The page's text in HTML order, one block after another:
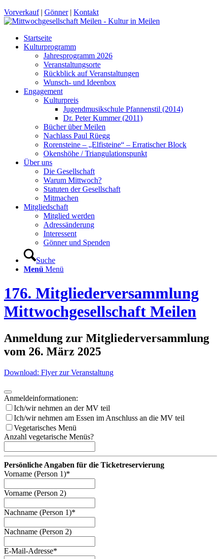
Vorverkauf| Gönner| Kontakt
Startseite
Kulturprogramm
Jahresprogramm 2026
Veranstaltungsorte
Rückblick auf Veranstaltungen
Wunsch- und Ideenbox
Engagement
Kulturpreis
Jugendmusikschule Pfannenstil (2014)
Dr. Peter Kummer (2011)
Bücher über Meilen
Nachlass Paul Rüegg
Rorensteine – „Elfisteine“ – Erratischer Block
Okenshöhe / Triangulationspunkt
Über uns
Die Gesellschaft
Warum Mittwoch?
Statuten der Gesellschaft
Mitmachen
Mitgliedschaft
Mitglied werden
Adressänderung
Interessent
Gönner und Spenden
Suche
Menü Menü
176. Mitgliederversammlung
Mittwochgesellschaft Meilen
Anmeldung zur Mitgliederversammlung
vom 26. März 2025
Download: Flyer zur Veranstaltung
Anmeldeinformationen:
Ich/wir nehmen an der MV teil
Ich/wir nehmen am Essen im Anschluss an die MV teil
Vegetarisches Menü
Anzahl vegetarische Menüs?
Persönliche Angaben für die Ticketreservierung
Website
Vorname (Person 1)*
Vorname (Person 2)
Nachname (Person 1)*
Nachname (Person 2)
E-Mail-Adresse*